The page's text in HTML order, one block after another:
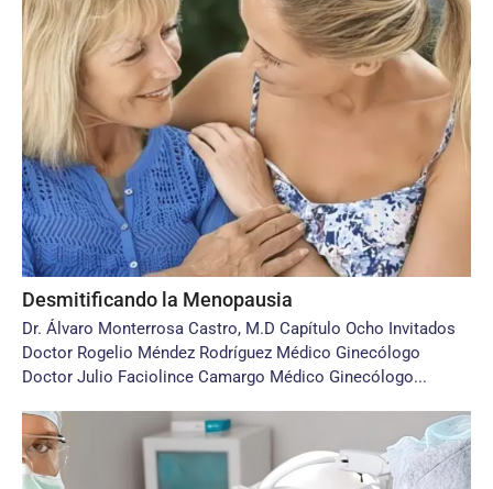
Desmitificando la Menopausia
Dr. Álvaro Monterrosa Castro, M.D Capítulo Ocho Invitados
Doctor Rogelio Méndez Rodríguez Médico Ginecólogo
Doctor Julio Faciolince Camargo Médico Ginecólogo...